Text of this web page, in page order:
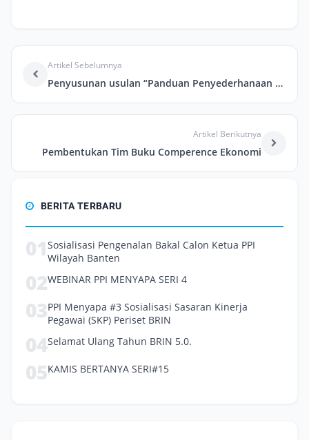
Artikel Sebelumnya
Penyusunan usulan “Panduan Penyederhanaan Penilaian Jabatan Fungsional Perekayasa”
Artikel Berikutnya
Pembentukan Tim Buku Comperence Ekonomi
BERITA TERBARU
01 Sosialisasi Pengenalan Bakal Calon Ketua PPI
Wilayah Banten
02WEBINAR PPI MENYAPA SERI 4
03PPI Menyapa #3 Sosialisasi Sasaran Kinerja
Pegawai (SKP) Periset BRIN
04Selamat Ulang Tahun BRIN 5.0.
05KAMIS BERTANYA SERI#15